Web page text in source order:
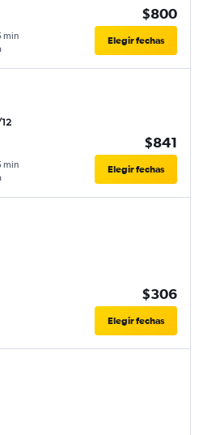
min
$800
Elegir fechas
min
$841
Elegir fechas
$306
Elegir fechas